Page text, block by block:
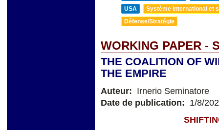
USA
Système international et
Défense/Stratégie
WORKING PAPER -
THE COALITION OF
THE EMPIRE
Auteur: Irnerio Seminatore
Date de publication: 1/8/